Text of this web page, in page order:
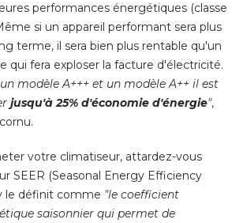
performances énergétiques (classe
si un appareil performant sera plus
terme, il sera bien plus rentable qu'un
qui fera exploser la facture d'électricité.
modèle A+++ et un modèle A++ il est
jusqu'à 25% d'économie d'énergie",
votre climatiseur, attardez-vous
SEER (Seasonal Energy Efficiency
le définit comme "le coefficient
saisonnier qui permet de